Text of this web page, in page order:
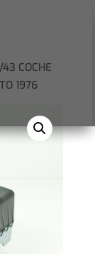
COCHE
1976